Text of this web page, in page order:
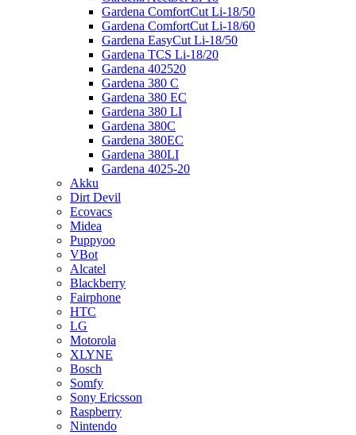
Gardena ComfortCut Li-18/50
Gardena ComfortCut Li-18/60
Gardena EasyCut Li-18/50
Gardena TCS Li-18/20
Gardena 402520
Gardena 380 C
Gardena 380 EC
Gardena 380 LI
Gardena 380C
Gardena 380EC
Gardena 380LI
Gardena 4025-20
Akku
Dirt Devil
Ecovacs
Midea
Puppyoo
VBot
Alcatel
Blackberry
Fairphone
HTC
LG
Motorola
XLYNE
Bosch
Somfy
Sony Ericsson
Raspberry
Nintendo